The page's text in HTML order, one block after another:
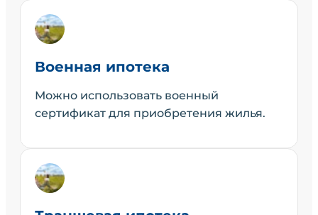
Военная ипотека
Можно использовать военный
сертификат для приобретения жилья.